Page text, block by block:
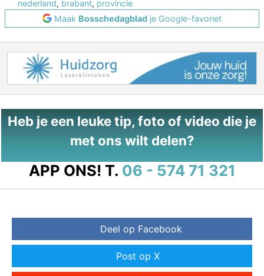
nederland, brabant, provincie
Maak Bosschedagblad je Google-favoriet
Heb je een leuke tip, foto of video die je
met ons wilt delen?
APP ONS! T. 06 - 574 71 321
Deel op Facebook
Post op X